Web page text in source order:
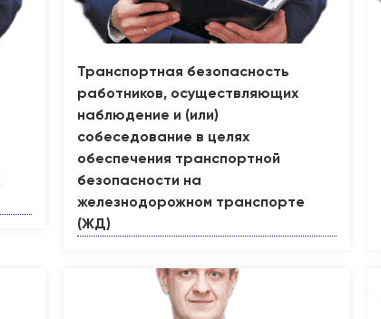
Транспортная безопасность
работников, осуществляющих
наблюдение и (или)
собеседование в целях
обеспечения транспортной
безопасности на
железнодорожном транспорте
(ЖД)